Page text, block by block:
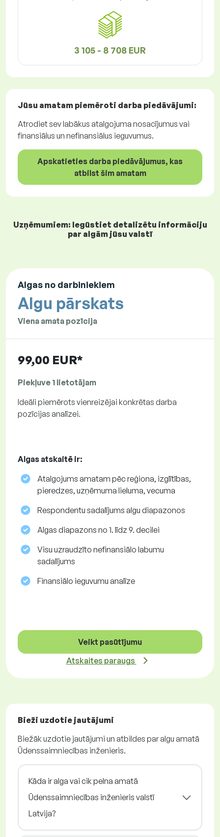
3 105 - 8 708 EUR
Jūsu amatam piemēroti darba piedāvājumi:
Atrodiet sev labākus atalgojuma nosacījumus vai
finansiālus un nefinansiālus ieguvumus.
Apskatieties darba piedāvājumus, kas
atbilst šim amatam
Uzņēmumiem: Iegūstiet detalizētu informāciju
par algām jūsu valstī
Algas no darbiniekiem
Algu pārskats
Viena amata pozīcija
99,00 EUR*
Piekļuve 1 lietotājam
Ideāli piemērots vienreizējai konkrētas darba
pozīcijas analīzei.
Algas atskaitē ir:
Atalgojums amatam pēc reģiona, izglītības,
pieredzes, uzņēmuma lieluma, vecuma
Respondentu sadalījums algu diapazonos
Algas diapazons no 1. līdz 9. decilei
Visu uzraudzīto nefinansiālo labumu
sadalījums
Finansiālo ieguvumu analīze
Veikt pasūtījumu
Atskaites paraugs
Bieži uzdotie jautājumi
Biežāk uzdotie jautājumi un atbildes par algu amatā
Ūdenssaimniecības inženieris.
Kāda ir alga vai cik pelna amatā
Ūdenssaimniecības inženieris valstī
Latvija?